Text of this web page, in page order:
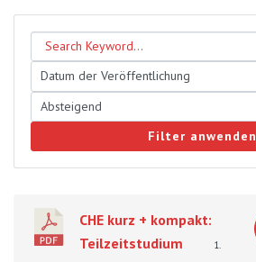
Filter anwenden
CHE kurz + kompakt:
Teilzeitstudium
1.